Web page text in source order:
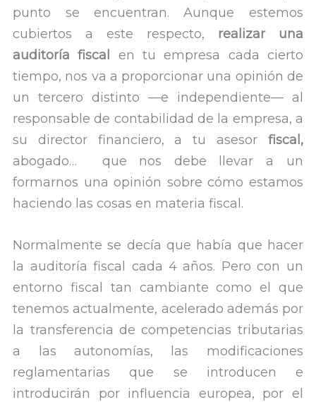
punto se encuentran. Aunque estemos
cubiertos a este respecto, realizar una
auditoría fiscal
en tu empresa cada cierto
tiempo, nos va a proporcionar una opinión de
un tercero distinto —e independiente— al
responsable de contabilidad de la empresa, a
su director financiero, a tu asesor fiscal,
abogado… que nos debe llevar a un
formarnos una opinión sobre cómo estamos
haciendo las cosas en materia fiscal.
Normalmente se decía que había que hacer
la auditoría fiscal cada 4 años. Pero con un
entorno fiscal tan cambiante como el que
tenemos actualmente, acelerado además por
la transferencia de competencias tributarias
a las autonomías, las modificaciones
reglamentarias que se introducen e
introducirán por influencia europea, por el